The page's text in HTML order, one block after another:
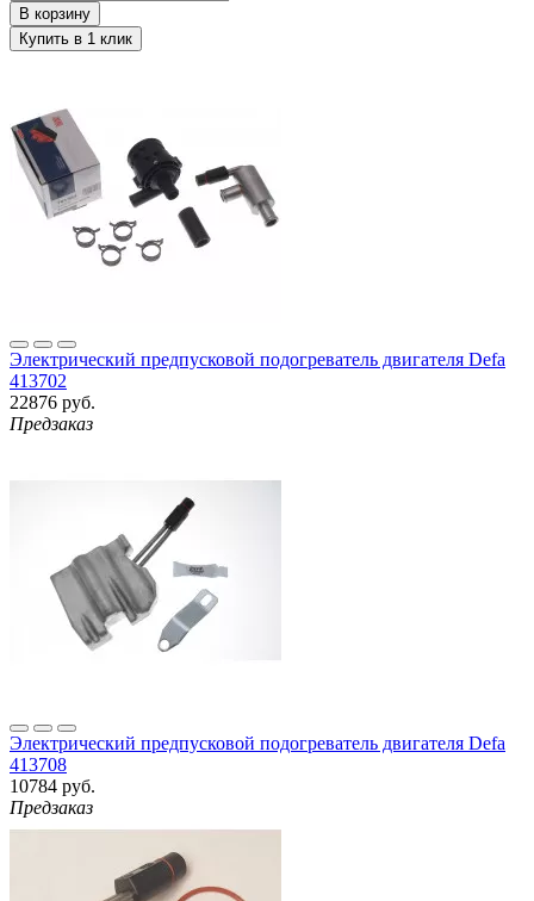
Электрический предпусковой подогреватель двигателя Defa
413702
22876 руб.
Предзаказ
Электрический предпусковой подогреватель двигателя Defa
413708
10784 руб.
Предзаказ